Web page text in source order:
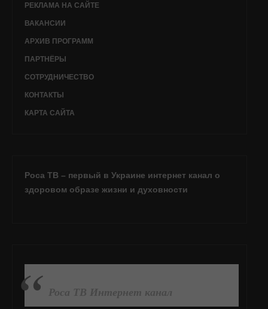
РЕКЛАМА НА САЙТЕ
ВАКАНСИИ
АРХИВ ПРОГРАММ
ПАРТНЁРЫ
СОТРУДНИЧЕСТВО
КОНТАКТЫ
КАРТА САЙТА
Роса ТВ – первый в Украине интернет канал о
здоровом образе жизни и духовности
ПОДПИСАТЬСЯ НА FB
Роса ТВ Интернет канал